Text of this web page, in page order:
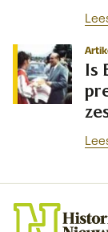
Is